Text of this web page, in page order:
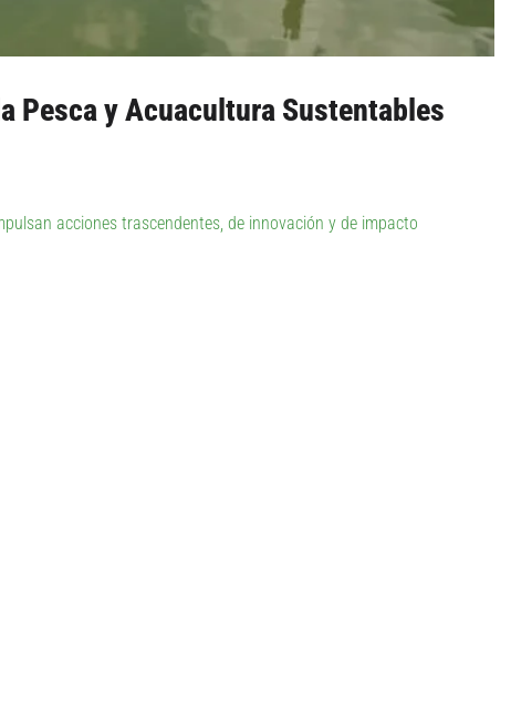
Pesca y Acuacultura Sustentables
acciones trascendentes, de innovación y de impacto